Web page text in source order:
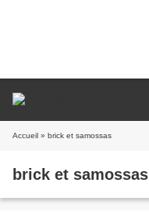
Accueil » brick et samossas
brick et samossas